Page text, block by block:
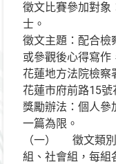
徵文比賽參加對象
士。
徵文主題：配合檢
或參觀後心得寫作
花蓮地方法院檢察
花蓮市府前路15號
獎勵辦法：個人參
一篇為限。
（一） 徵文類別
組、社會組，每組